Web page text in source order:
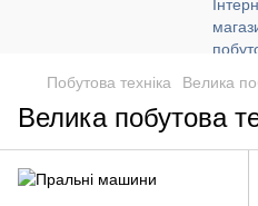
Побутова техніка Велика
Велика побутова